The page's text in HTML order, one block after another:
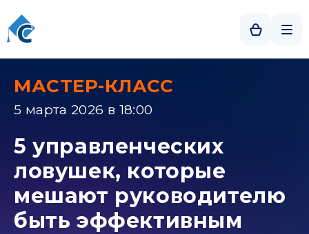
МАСТЕР-КЛАСС
5 марта 2026 в 18:00
5 управленческих
ловушек, которые
мешают руководителю
быть эффективным